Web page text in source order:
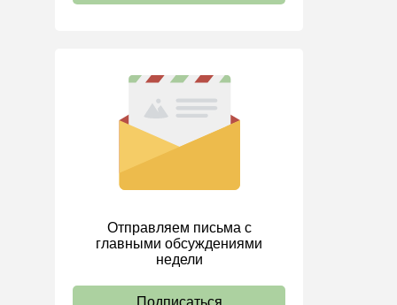
Отправляем письма с
главными обсуждениями
недели
Подписаться